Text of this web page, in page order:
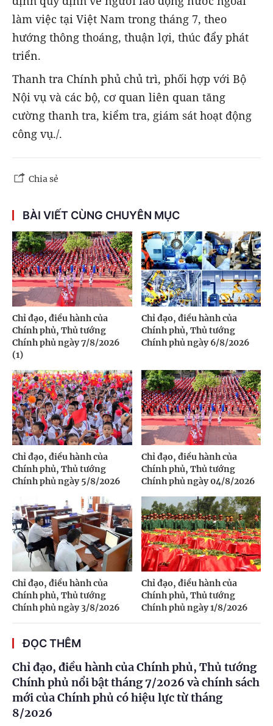
làm việc tại Việt Nam trong tháng 7, theo
hướng thông thoáng, thuận lợi, thúc đẩy phát
triển.
Thanh tra Chính phủ chủ trì, phối hợp với Bộ
Nội vụ và các bộ, cơ quan liên quan tăng
cường thanh tra, kiểm tra, giám sát hoạt động
công vụ./.
Chia sẻ
BÀI VIẾT CÙNG CHUYÊN MỤC
Chỉ đạo, điều hành của
Chính phủ, Thủ tướng
Chính phủ ngày 7/8/2026
(1)
Chỉ đạo, điều hành của
Chính phủ, Thủ tướng
Chính phủ ngày 6/8/2026
Chỉ đạo, điều hành của
Chính phủ, Thủ tướng
Chính phủ ngày 5/8/2026
Chỉ đạo, điều hành của
Chính phủ, Thủ tướng
Chính phủ ngày 04/8/2026
Chỉ đạo, điều hành của
Chính phủ, Thủ tướng
Chính phủ ngày 3/8/2026
Chỉ đạo, điều hành của
Chính phủ, Thủ tướng
Chính phủ ngày 1/8/2026
ĐỌC THÊM
Chỉ đạo, điều hành của Chính phủ, Thủ tướng
Chính phủ nổi bật tháng 7/2026 và chính sách
mới của Chính phủ có hiệu lực từ tháng
8/2026